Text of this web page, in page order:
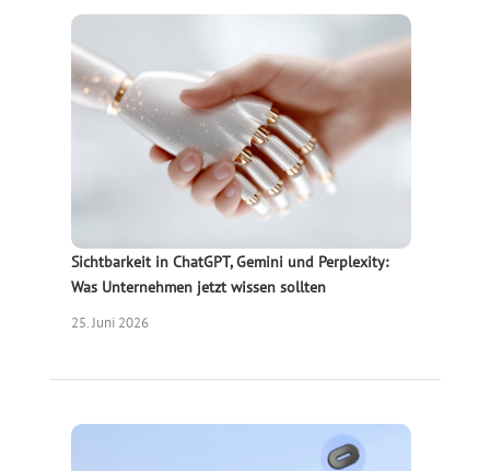
Sichtbarkeit in ChatGPT, Gemini und Perplexity:
Was Unternehmen jetzt wissen sollten
25. Juni 2026